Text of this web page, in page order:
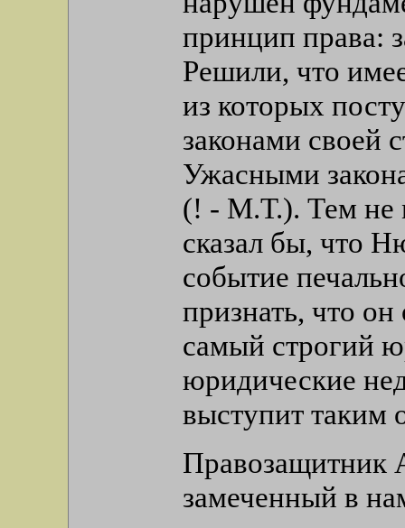
принцип права:
Решили, что
из которых
законами своей
Ужасными
(! - М.Т.). Тем не
сказал бы, что
событие
признать, что
самый строгий
юридические
выступит таким
Правозащитник
замеченный в